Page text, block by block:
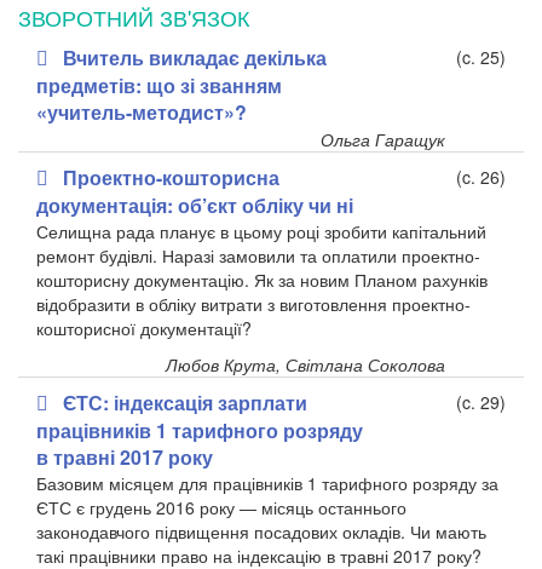
ЗВОРОТНИЙ ЗВ'ЯЗОК
Вчитель викладає декілька
предметів: що зі званням
«учитель-методист»?
(c. 25)
Ольга Гаращук
Проектно-кошторисна
документація: об’єкт обліку чи ні
(c. 26)
Селищна рада планує в цьому році зробити капітальний
ремонт будівлі. Наразі замовили та оплатили проектно-
кошторисну документацію. Як за новим Планом рахунків
відобразити в обліку витрати з виготовлення проектно-
кошторисної документації?
Любов Крута, Світлана Соколова
ЄТС: індексація зарплати
працівників 1 тарифного розряду
в травні 2017 року
(c. 29)
Базовим місяцем для працівників 1 тарифного розряду за
ЄТС є грудень 2016 року — місяць останнього
законодавчого підвищення посадових окладів. Чи мають
такі працівники право на індексацію в травні 2017 року?